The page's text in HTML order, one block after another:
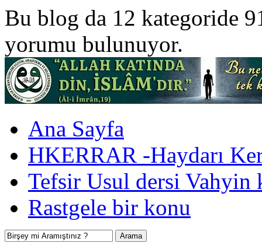
Bu blog da 12 kategoride
yorumu bulunuyor.
Ana Sayfa
HKERRAR -Haydarı
Tefsir Usul dersi Vahyin
Rastgele bir konu